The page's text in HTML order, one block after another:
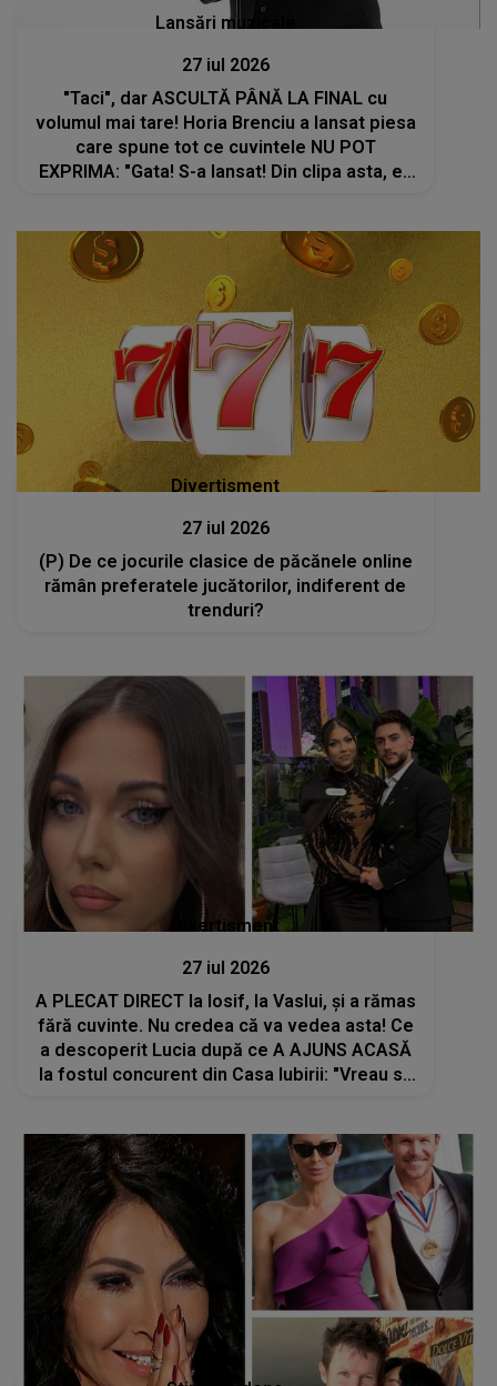
Lansări muzicale
27 iul 2026
"Taci", dar ASCULTĂ PÂNĂ LA FINAL cu
volumul mai tare! Horia Brenciu a lansat piesa
care spune tot ce cuvintele NU POT
EXPRIMA: "Gata! S-a lansat! Din clipa asta, eu
Divertisment
27 iul 2026
(P) De ce jocurile clasice de păcănele online
rămân preferatele jucătorilor, indiferent de
trenduri?
Divertisment
27 iul 2026
A PLECAT DIRECT la Iosif, la Vaslui, și a rămas
fără cuvinte. Nu credea că va vedea asta! Ce
a descoperit Lucia după ce A AJUNS ACASĂ
la fostul concurent din Casa Iubirii: "Vreau să